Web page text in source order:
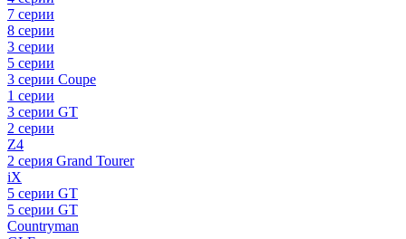
7 серии
8 серии
3 серии
5 серии
3 серии Coupe
1 серии
3 серии GT
2 серии
Z4
2 серия Grand Tourer
iX
5 серии GT
5 серии GT
Countryman